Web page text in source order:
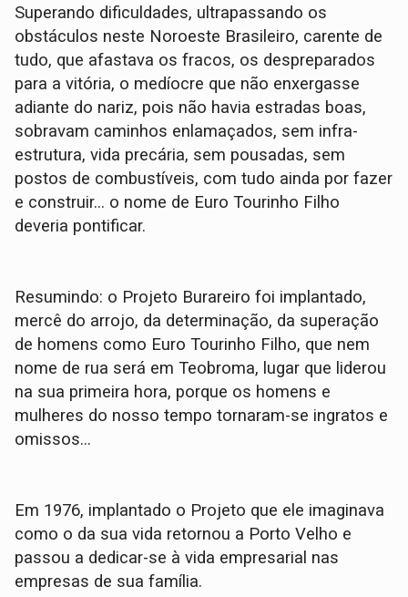
Superando dificuldades, ultrapassando os
obstáculos neste Noroeste Brasileiro, carente de
tudo, que afastava os fracos, os despreparados
para a vitória, o medíocre que não enxergasse
adiante do nariz, pois não havia estradas boas,
sobravam caminhos enlamaçados, sem infra-
estrutura, vida precária, sem pousadas, sem
postos de combustíveis, com tudo ainda por fazer
e construir... o nome de Euro Tourinho Filho
deveria pontificar.
Resumindo: o Projeto Burareiro foi implantado,
mercê do arrojo, da determinação, da superação
de homens como Euro Tourinho Filho, que nem
nome de rua será em Teobroma, lugar que liderou
na sua primeira hora, porque os homens e
mulheres do nosso tempo tornaram-se ingratos e
omissos...
Em 1976, implantado o Projeto que ele imaginava
como o da sua vida retornou a Porto Velho e
passou a dedicar-se à vida empresarial nas
empresas de sua família.